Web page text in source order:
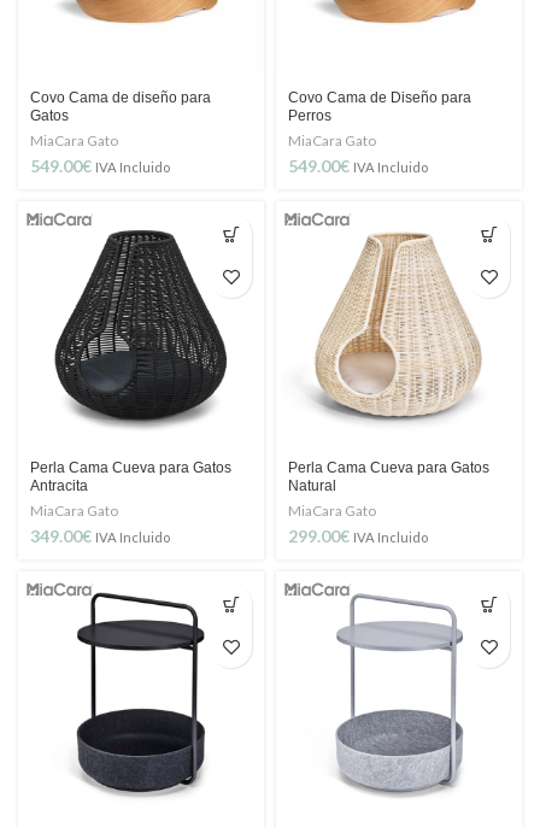
Covo Cama de diseño para
Gatos
MiaCara Gato
549.00€ IVA Incluido
Covo Cama de Diseño para
Perros
MiaCara Gato
549.00€ IVA Incluido
Perla Cama Cueva para Gatos
Antracita
MiaCara Gato
349.00€ IVA Incluido
Perla Cama Cueva para Gatos
Natural
MiaCara Gato
299.00€ IVA Incluido